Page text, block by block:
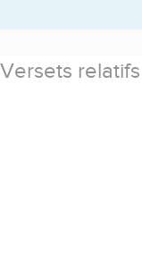
Versets relatifs